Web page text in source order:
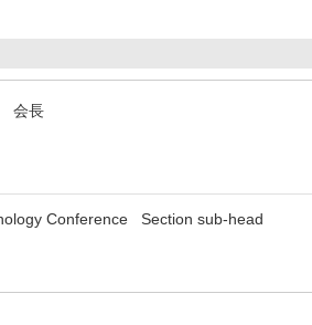
会長
Conference Section sub-head